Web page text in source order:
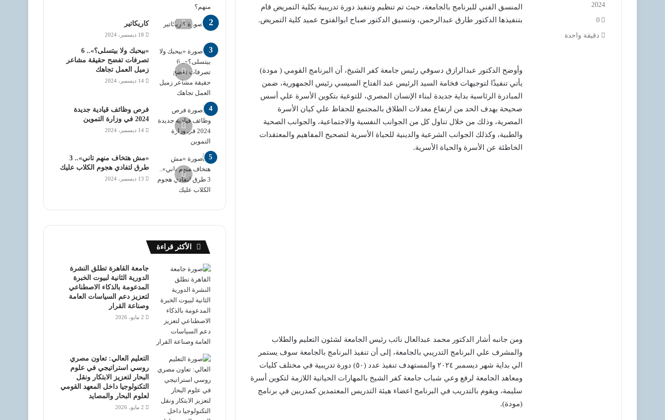
المنسق الفني للبرنامج بالجامعة، حيث تم تنظيم وتنفيذ دورة تدريبية بكلية التمريض قام
بتنفيذها الدكتور طارق عبدالرحمن، وتنسيق الدكتور صباح ابوالفتوح عميد كلية التمريض.
وأوضح الدكتور عبدالرازق دسوقي رئيس جامعة كفر الشيخ، أن البرنامج القومي ( مودة)
يأتي تنفيذًا لتوجيهات فخامة السيد الرئيس عبد الفتاح السيسي رئيس الجمهورية، ضمن
المبادرة الرئاسية بداية جديدة لبناء الإنسان المصري، للتوعية بتكوين الأسرة علي أسس
صحيحة بهدف الحد من ارتفاع معدلات الطلاق بالمجتمع للحفاظ علي كيان الأسرة
المصرية، وذلك من خلال تناول كل من الجوانب النفسية والاجتماعية، والجوانب الصحية
والطبية، وكذلك الجوانب الشرعية والدينية للحياة الأسرية لتصحيح المفاهيم والمعتقدات
الخاطئة عن الأسرة والحياة الأسرية.
ومن جانبه أشار الدكتور محمد عبدالعال نائب رئيس الجامعة لشئون التعليم والطلاب
والمشرف علي البرنامج التدريبي بالجامعة، إلى أن تنفيذ البرنامج بالجامعة سوف يستمر
الي بداية شهر ديسمبر ٢٠٢٤ والمستهدف تنفيذ عدد (٥٠) دورة تدريبية في مختلف كليات
ومعاهد الجامعة لرفع وعي شباب جامعة كفر الشيخ بالمهارات الحياتية اللازمة لتكوين أسرة
سليمة، ويقوم بالتدريب في البرنامج اعضاء هيئة التدريس المعتمدين كمدربين في برنامج
(مودة).
2024
0
دقيقة واحدة
كاريكاتير
18 ديسمبر، 2024
«بيحبك ولا بيتسلى؟».. 6
تصرفات تفضح حقيقة مشاعر
زميل العمل تجاهك
14 ديسمبر، 2024
فرص وظائف قيادية جديدة
2024 في وزارة التموين
14 ديسمبر، 2024
«مش هتخاف منهم تاني».. 3
طرق لتفادي هجوم الكلاب عليك
13 ديسمبر، 2024
الأكثر قراءة
جامعة القاهرة تطلق النشرة
الدورية الثانية لبيوت الخبرة
المدعومة بالذكاء الاصطناعي
لتعزيز دعم السياسات العامة
وصناعة القرار
2 مايو، 2026
التعليم العالي: تعاون مصري
روسي استراتيجي في علوم
البحار لتعزيز الابتكار ونقل
التكنولوجيا داخل المعهد القومي
لعلوم البحار والمصايد
2 مايو، 2026